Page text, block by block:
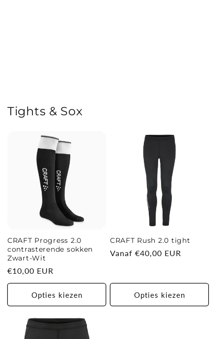
Tights & Sox
CRAFT Progress 2.0
contrasterende sokken
Zwart-Wit
Normale
prijs
€10,00 EUR
Opties kiezen
CRAFT Rush 2.0 tight
Normale
Vanaf €40,00 EUR
Opties kiezen